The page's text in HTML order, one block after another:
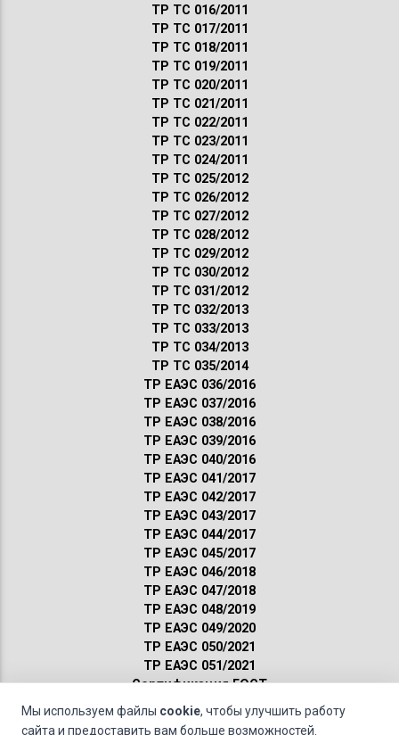
ТР ТС 016/2011
ТР ТС 017/2011
ТР ТС 018/2011
ТР ТС 019/2011
ТР ТС 020/2011
ТР ТС 021/2011
ТР ТС 022/2011
ТР ТС 023/2011
ТР ТС 024/2011
ТР ТС 025/2012
ТР ТС 026/2012
ТР ТС 027/2012
ТР ТС 028/2012
ТР ТС 029/2012
ТР ТС 030/2012
ТР ТС 031/2012
ТР ТС 032/2013
ТР ТС 033/2013
ТР ТС 034/2013
ТР ТС 035/2014
ТР ЕАЭС 036/2016
ТР ЕАЭС 037/2016
ТР ЕАЭС 038/2016
ТР ЕАЭС 039/2016
ТР ЕАЭС 040/2016
ТР ЕАЭС 041/2017
ТР ЕАЭС 042/2017
ТР ЕАЭС 043/2017
ТР ЕАЭС 044/2017
ТР ЕАЭС 045/2017
ТР ЕАЭС 046/2018
ТР ЕАЭС 047/2018
ТР ЕАЭС 048/2019
ТР ЕАЭС 049/2020
ТР ЕАЭС 050/2021
ТР ЕАЭС 051/2021
Сертификация ГОСТ
Санитарные нормы
Пожарные нормы
Мы используем файлы cookie, чтобы улучшить работу
сайта и предоставить вам больше возможностей.